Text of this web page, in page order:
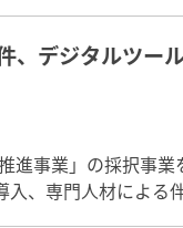
、デジタルツー
進事業」の採択事
、専門人材による